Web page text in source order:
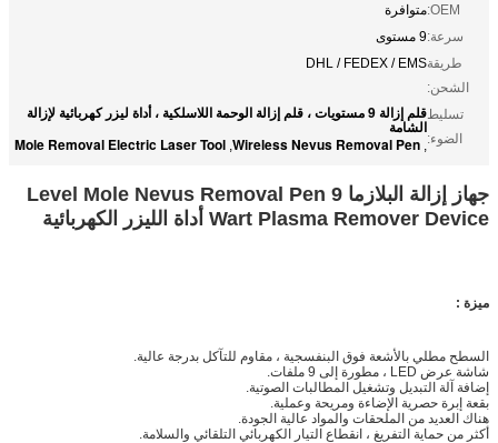
OEM: متوافرة
سرعة:9 مستوى
طريقة
الشحن:
DHL / FEDEX / EMS
تسليط
الضوء:
قلم إزالة 9 مستويات ، قلم إزالة الوحمة اللاسلكية ، أداة ليزر كهربائية لإزالة
الشامة
,
Wireless Nevus Removal Pen
,
Mole Removal Electric Laser Tool
جهاز إزالة البلازما 9 Level Mole Nevus Removal Pen
Wart Plasma Remover Device أداة الليزر الكهربائية
ميزة :
السطح مطلي بالأشعة فوق البنفسجية ، مقاوم للتآكل بدرجة عالية.
شاشة عرض LED ، مطورة إلى 9 ملفات.
إضافة آلة التبديل وتشغيل المطالبات الصوتية.
بقعة إبرة حصرية الإضاءة ومريحة وعملية.
هناك العديد من الملحقات والمواد عالية الجودة.
أكثر من حماية التفريغ ، انقطاع التيار الكهربائي التلقائي والسلامة.